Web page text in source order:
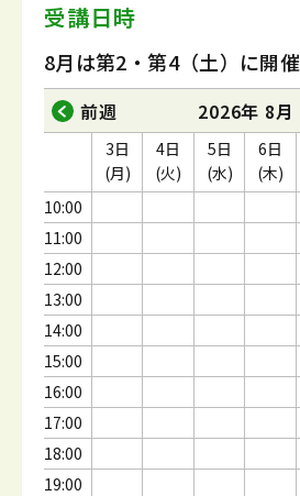
受講日時
8月は第2・第4（土）に開催
前週 2026年 8月
10:00
11:00
12:00
13:00
14:00
15:00
16:00
17:00
18:00
19:00
3日
(月)
4日
(火)
5日
(水)
6日
(木)